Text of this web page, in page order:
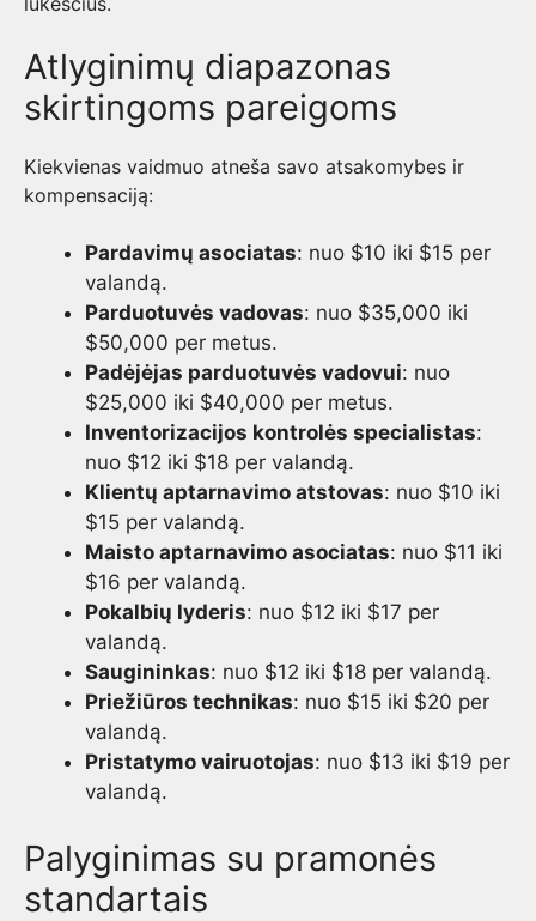
Atlyginimų diapazonas
skirtingoms pareigoms
Kiekvienas vaidmuo atneša savo atsakomybes ir
kompensaciją:
Pardavimų asociatas: nuo $10 iki $15 per
valandą.
Parduotuvės vadovas: nuo $35,000 iki
$50,000 per metus.
Padėjėjas parduotuvės vadovui: nuo
$25,000 iki $40,000 per metus.
Inventorizacijos kontrolės specialistas:
nuo $12 iki $18 per valandą.
Klientų aptarnavimo atstovas: nuo $10 iki
$15 per valandą.
Maisto aptarnavimo asociatas: nuo $11 iki
$16 per valandą.
Pokalbių lyderis: nuo $12 iki $17 per
valandą.
Saugininkas: nuo $12 iki $18 per valandą.
Priežiūros technikas: nuo $15 iki $20 per
valandą.
Pristatymo vairuotojas: nuo $13 iki $19 per
valandą.
Palyginimas su pramonės
standartais